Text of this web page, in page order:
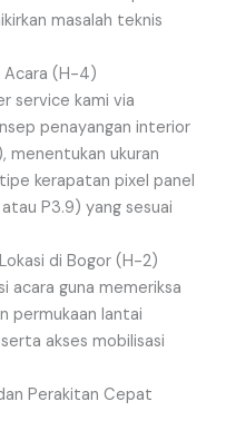
masalah teknis
Acara (H-4)
service kami via
penayangan interior
menentukan ukuran
kerapatan pixel panel
P3.9) yang sesuai
di Bogor (H-2)
acara guna memeriksa
permukaan lantai
akses mobilisasi
Perakitan Cepat